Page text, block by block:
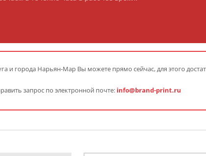
и города Нарьян-Мар Вы можете прямо сейчас, для этого
запрос по электронной почте: info@brand-print.ru